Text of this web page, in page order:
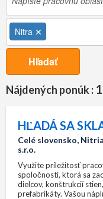
Nitra
Hľadať
Nájdených ponúk :
HĽADÁ SA
Celé slovensko,
s.r.o.
Využite príležitosť
spoločnosti, ktorá sa
dielcov, konštrukcií
prefabrikáty. Vašou